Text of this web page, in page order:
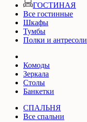
ГОСТИНАЯ
Все гостинные
Шкафы
Тумбы
Полки и антресоли
Комоды
Зеркала
Столы
Банкетки
СПАЛЬНЯ
Все спальни